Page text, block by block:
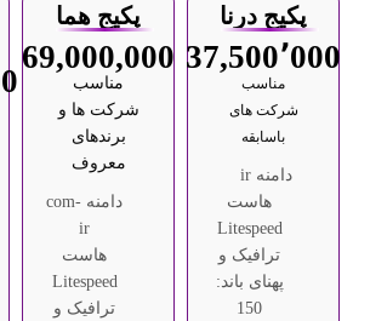
پکیج درنا
37,500٬000
مناسب
شرکت های
باسابقه
دامنه ir
هاست
Litespeed
ترافیک و
پهنای باند:
150
پکیج هما
69,000,000
مناسب
شرکت ها و
برندهای
معروف
دامنه com-
ir
هاست
Litespeed
ترافیک و